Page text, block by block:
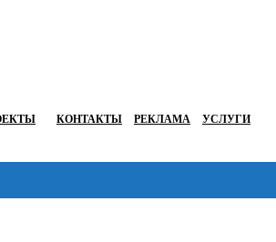
КОНТАКТЫ РЕКЛАМА УСЛУГИ